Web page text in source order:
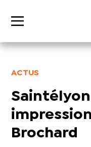
ACTUS
Brochard